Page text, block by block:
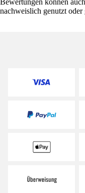
Bewertungen können
nachweislich genutzt oder